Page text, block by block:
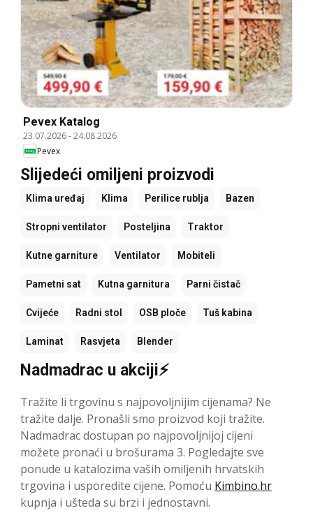
Pevex Katalog
23.07.2026-24.08.2026
Pevex
Slijedeći omiljeni proizvodi
Klima uređaj Klima Perilice rublja Bazen
Stropni ventilator Posteljina Traktor
Kutne garniture Ventilator Mobiteli
Pametni sat Kutna garnitura Parni čistač
Cvijeće Radni stol OSB ploče Tuš kabina
Laminat Rasvjeta Blender
Nadmadrac u akciji⚡
Tražite li trgovinu s najpovoljnijim cijenama? Ne
tražite dalje. Pronašli smo proizvod koji tražite.
Nadmadrac dostupan po najpovoljnijoj cijeni
možete pronaći u brošurama 3. Pogledajte sve
ponude u katalozima vaših omiljenih hrvatskih
trgovina i usporedite cijene. Pomoću Kimbino.hr
kupnja i ušteda su brzi i jednostavni.